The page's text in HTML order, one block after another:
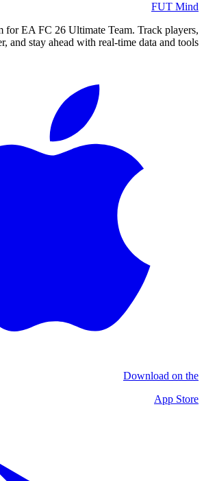
FUT Mind
for EA FC 26 Ultimate Team. Track players,
and stay ahead with real-time data and tools.
Download on the
App Store